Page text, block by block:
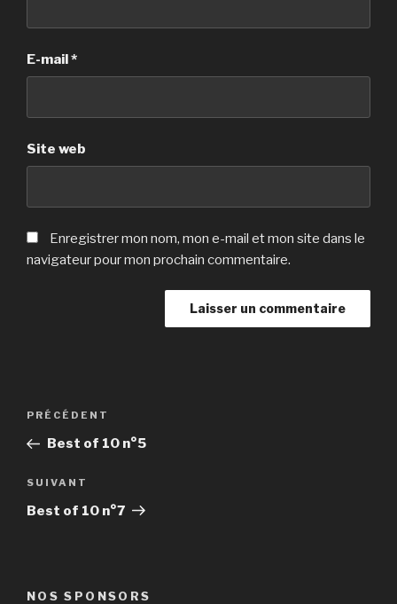
E-mail*
Site web
Enregistrer mon nom, mon e-mail et mon site dans le
navigateur pour mon prochain commentaire.
Navigation
l’article
Article
précédent
PRÉCÉDENT
Best of 10 n°5
Article
suivant
SUIVANT
Best of 10 n°7
NOS SPONSORS